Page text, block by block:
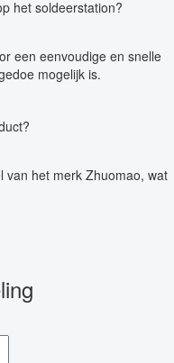
het soldeerstation?
een eenvoudige en snelle
mogelijk is.
van het merk Zhuomao, wat